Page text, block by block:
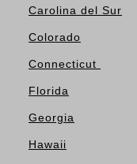
Carolina del Sur
Colorado
Connecticut
Florida
Georgia
Hawaii